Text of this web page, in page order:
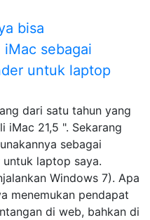
bisa
sebagai
untuk laptop
dari satu tahun yang
iMac 21,5 ". Sekarang
sebagai
laptop saya.
Windows 7). Apa
menemukan pendapat
di web, bahkan di